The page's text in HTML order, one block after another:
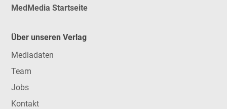
MedMedia Startseite
Über unseren Verlag
Mediadaten
Team
Jobs
Kontakt